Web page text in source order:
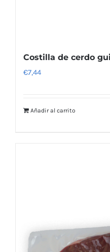
Costilla de cerdo
€7,44
Añadir al carrito